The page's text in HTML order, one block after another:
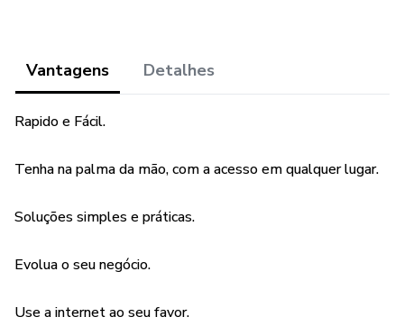
Vantagens Detalhes
Rapido e Fácil.
Tenha na palma da mão, com a acesso em qualquer lugar.
Soluções simples e práticas.
Evolua o seu negócio.
Use a internet ao seu favor.